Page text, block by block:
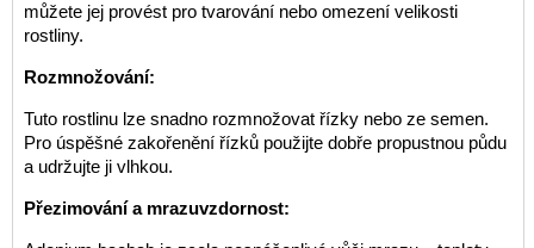
můžete jej provést pro tvarování nebo omezení velikosti
rostliny.
Rozmnožování:
Tuto rostlinu lze snadno rozmnožovat řízky nebo ze semen.
Pro úspěšné zakořenění řízků použijte dobře propustnou půdu
a udržujte ji vlhkou.
Přezimování a mrazuvzdornost: